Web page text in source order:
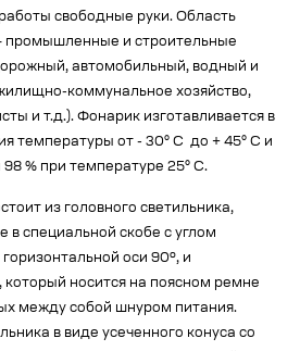
свободные руки. Область
промышленные и строительные
автомобильный, водный и
коммунальное хозяйство,
и т.д.). Фонарик изготавливается в
температуры от - 30° С до + 45° С и
% при температуре 25° С.
из головного светильника,
в специальной скобе с углом
оси 90º, и
который носится на поясном ремне
между собой шнуром питания.
в виде усеченного конуса со